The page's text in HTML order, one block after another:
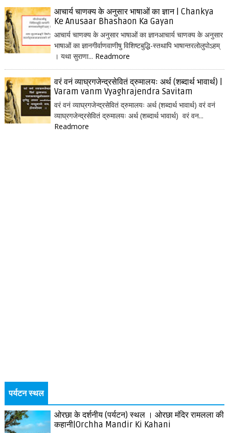
आचार्य चाणक्य के अनुसार भाषाओं का ज्ञान | Chankya
Ke Anusaar Bhashaon Ka Gayan
आचार्य चाणक्य के अनुसार भाषाओं का ज्ञानआचार्य चाणक्य के अनुसार
भाषाओं का ज्ञानगीर्वाणवाणीषु विशिष्टबुद्धि-स्तथापि भाषान्तरलोलुपोऽहम्
। यथा सुराणा... Readmore
वरं वनं व्याघ्रगजेन्द्रसेवितं द्रुमालयः अर्थ (शब्दार्थ भावार्थ) |
Varam vanm Vyaghrajendra Savitam
वरं वनं व्याघ्रगजेन्द्रसेवितं द्रुमालयः अर्थ (शब्दार्थ भावार्थ) वरं वनं
व्याघ्रगजेन्द्रसेवितं द्रुमालयः अर्थ (शब्दार्थ भावार्थ) वरं वन...
Readmore
पर्यटन स्थल
ओरछा के दर्शनीय (पर्यटन) स्थल । ओरछा मंदिर रामलला की
कहानी|Orchha Mandir Ki Kahani